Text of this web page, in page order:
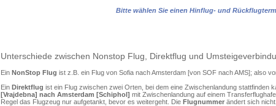
Bitte wählen Sie einen Hinflug- und
Unterschiede zwischen Nonstop Flug, Direktflug und
Ein NonStop Flug ist z.B. ein Flug von Sofia nach Amsterdam [von SOF nach AMS]; also
Ein Direktflug ist ein Flug zwischen zwei Orten, bei dem eine Zwischenlandung stattfinden
[Vrajdebna] nach Amsterdam [Schiphol] mit Zwischenlandung auf einem
Regel das Flugzeug nur aufgetankt, bevor es weitergeht. Die Flugnummer ändert sich nicht.